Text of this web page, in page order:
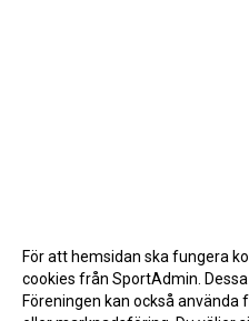
För att hemsidan ska fungera
cookies från SportAdmin.
Föreningen kan också